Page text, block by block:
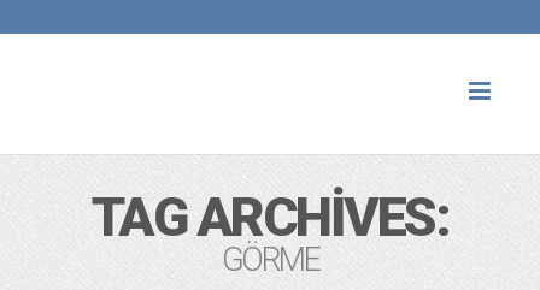
TAG ARCHIVES:
GÖRME